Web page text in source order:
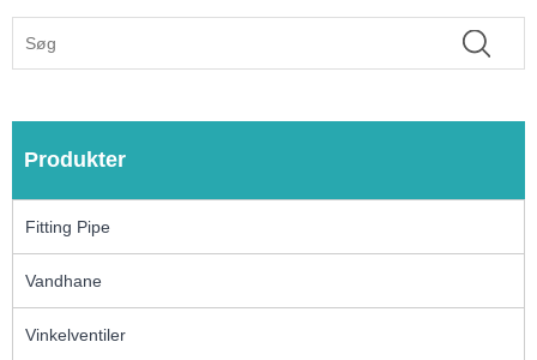
Produkter
Fitting Pipe
Vandhane
Vinkelventiler